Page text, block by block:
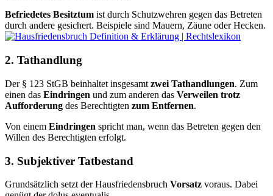
Befriedetes Besitztum ist durch Schutzwehren gegen das Betreten
durch andere gesichert. Beispiele sind Mauern, Zäune oder Hecken.
2. Tathandlung
Der § 123 StGB beinhaltet insgesamt zwei Tathandlungen. Zum
einen das Eindringen und zum anderen das Verweilen trotz
Aufforderung des Berechtigten zum Entfernen.
Von einem Eindringen spricht man, wenn das Betreten gegen den
Willen des Berechtigten erfolgt.
3. Subjektiver Tatbestand
Grundsätzlich setzt der Hausfriedensbruch Vorsatz voraus. Dabei